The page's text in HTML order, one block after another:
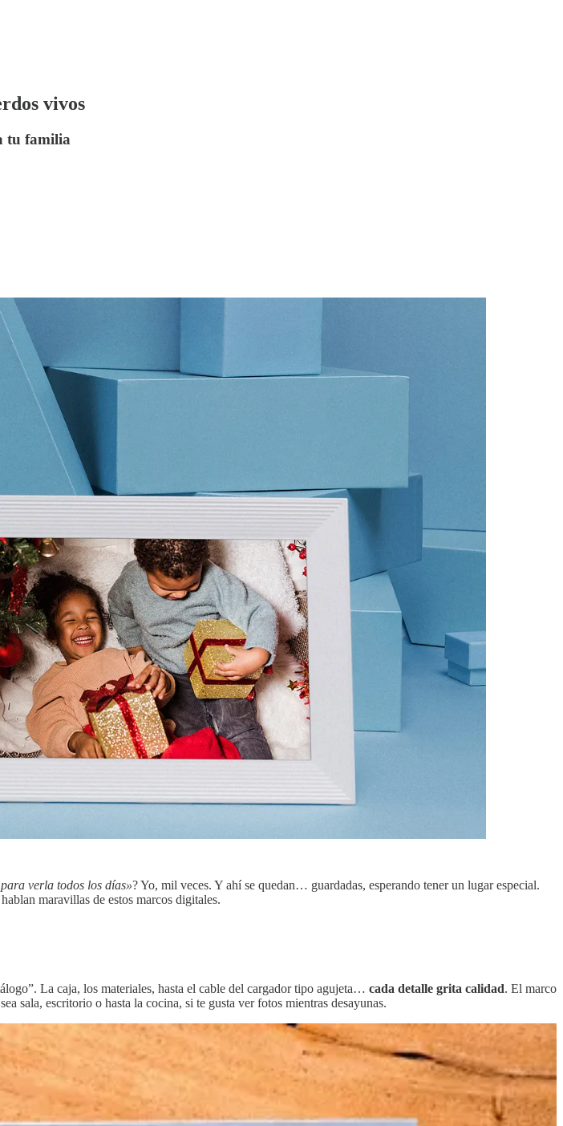
vivos
tu familia
verla todos los días»? Yo, mil veces. Y ahí se quedan… guardadas, esperando tener un lugar especial.
maravillas de estos marcos digitales.
La caja, los materiales, hasta el cable del cargador tipo agujeta… cada detalle grita calidad. El marco
sala, escritorio o hasta la cocina, si te gusta ver fotos mientras desayunas.